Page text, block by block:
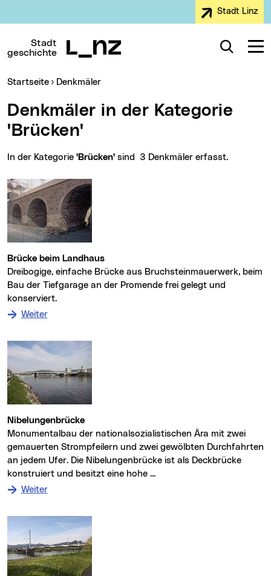
Stadt Linz
Stadt
geschichte
Suche
Sie sind hier:
Startseite Denkmäler
Denkmäler in der Kategorie
'Brücken'
In der Kategorie 'Brücken' sind 3 Denkmäler erfasst.
Brücke beim Landhaus
Dreibogige, einfache Brücke aus Bruchsteinmauerwerk, beim
Bau der Tiefgarage an der Promende frei gelegt und
konserviert.
Weiter: zum Denkmal Brücke beim Landhaus
Nibelungenbrücke
Monumentalbau der nationalsozialistischen Ära mit zwei
gemauerten Strompfeilern und zwei gewölbten Durchfahrten
an jedem Ufer. Die Nibelungenbrücke ist als Deckbrücke
konstruiert und besitzt eine hohe ...
Weiter: zum Denkmal Nibelungenbrücke